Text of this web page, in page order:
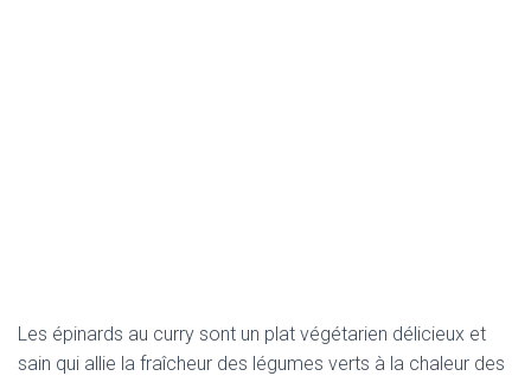
Les épinards au curry sont un plat végétarien délicieux et
sain qui allie la fraîcheur des légumes verts à la chaleur des